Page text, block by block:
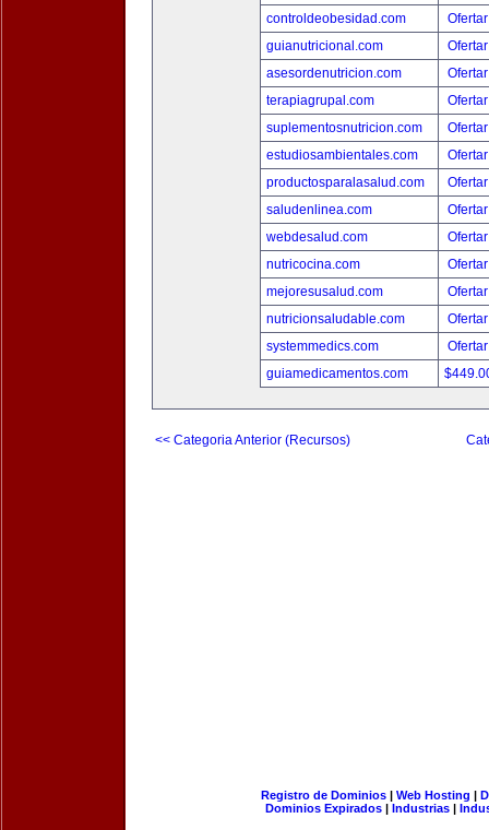
controldeobesidad.com
guianutricional.com
asesordenutricion.com
terapiagrupal.com
suplementosnutricion.com
estudiosambientales.com
productosparalasalud.com
saludenlinea.com
webdesalud.com
nutricocina.com
mejoresusalud.com
nutricionsaludable.com
systemmedics.com
guiamedicamentos.com
<< Categoria Anterior (Recursos)
Registro de Dominios| Web Hosting |
Dominios Expirados | Industrias |